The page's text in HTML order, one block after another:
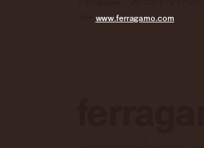
www.ferragamo.com